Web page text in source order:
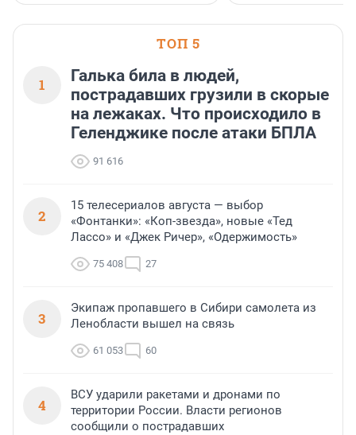
ТОП 5
1
Галька била в людей,
пострадавших грузили в скорые
на лежаках. Что происходило в
Геленджике после атаки БПЛА
91 616
2
15 телесериалов августа — выбор
«Фонтанки»: «Коп-звезда», новые «Тед
Лассо» и «Джек Ричер», «Одержимость»
75 408 27
3
Экипаж пропавшего в Сибири самолета из
Ленобласти вышел на связь
61 053 60
4
ВСУ ударили ракетами и дронами по
территории России. Власти регионов
сообщили о пострадавших